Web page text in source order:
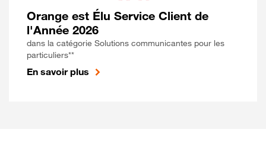
Orange est Élu Service Client de
l'Année 2026
dans la catégorie Solutions communicantes pour les
particuliers**
En savoir plus